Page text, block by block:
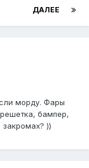
ДАЛЕЕ
морду. Фары
бампер,
закромах? ))